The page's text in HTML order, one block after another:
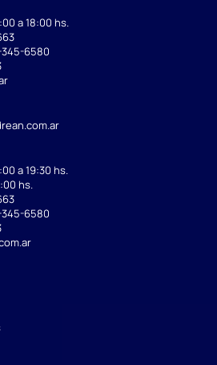
a 18:00 hs.
6580
a 19:30 hs.
hs.
6580